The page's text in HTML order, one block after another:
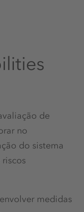
de
no
do sistema
medidas